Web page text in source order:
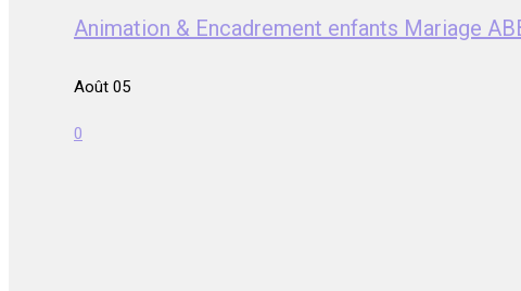
Animation & Encadrement enfants Mariage
Août 05
0